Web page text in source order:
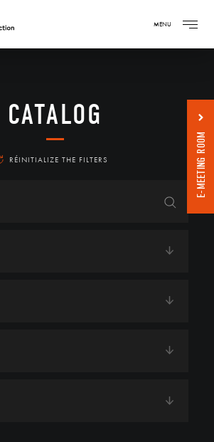
MENU
CATALOG
RÉINITIALIZE THE FILTERS E-MEETING ROOM